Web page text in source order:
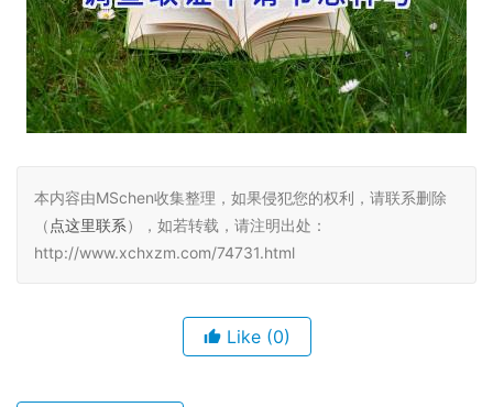
本内容由MSchen收集整理，如果侵犯您的权利，请联系删除
（ 点这里联系），如若转载，请注明出处：
http://www.xchxzm.com/74731.html
Like (0)